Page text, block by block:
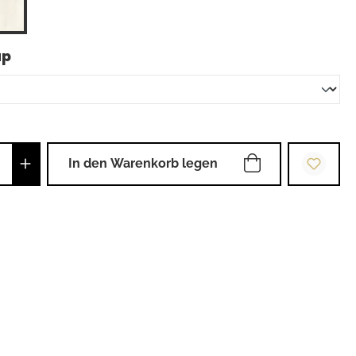
auswählen
Anzahl: Gib den gewünschten Wert
In den Warenkorb legen